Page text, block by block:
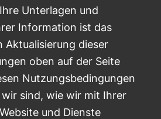
Unterlagen und
Information ist das
Aktualisierung dieser
oben auf der Seite
Nutzungsbedingungen
sind, wie wir mit Ihrer
und Dienste